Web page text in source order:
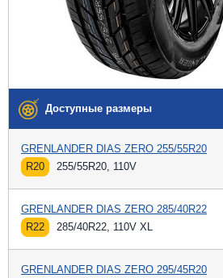
Доступные размеры
GRENLANDER DIAS ZERO 255/55R20
R20
255/55R20, 110V
GRENLANDER DIAS ZERO 285/40R22
R22
285/40R22, 110V XL
GRENLANDER DIAS ZERO 295/45R20